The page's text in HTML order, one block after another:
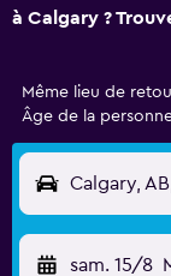
à Calgary ?
Même lieu de
Âge de la
Calgary,
sam. 15/8